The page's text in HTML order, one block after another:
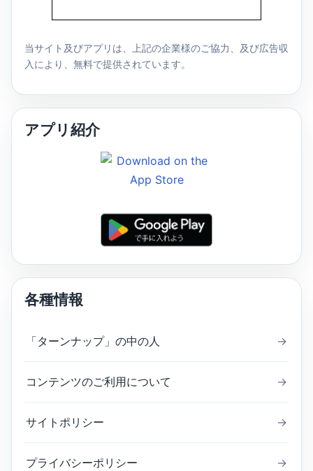
当サイト及びアプリは、上記の企業様のご協力、及び広告収
入により、無料で提供されています。
アプリ紹介
各種情報
「ターンナップ」の中の人 →
コンテンツのご利用について →
サイトポリシー →
プライバシーポリシー →